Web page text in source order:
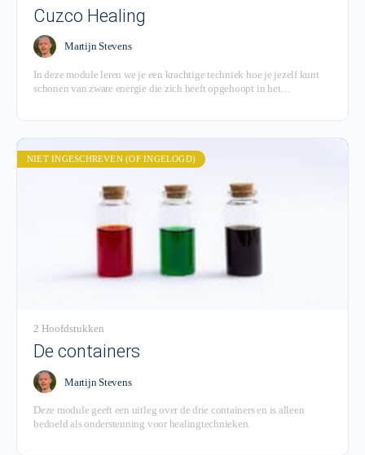
Cuzco Healing
Martijn Stevens
In deze module leren we je een krachtige techniek hoe je jezelf kunt
schonen van zware energie die zich heeft opgehoopt in het
NIET INGESCHREVEN (OF INGELOGD)
2 Hoofdstukken
De containers
Martijn Stevens
Deze module geeft een uitleg over de drie containers en is alleen
bedoeld als ondersteuning voor healingtechnieken.